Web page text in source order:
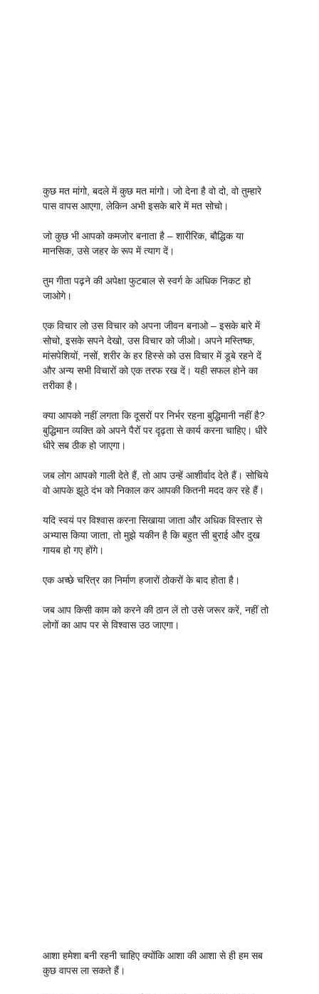
कुछ मत मांगो, बदले में कुछ मत मांगो। जो देना है वो दो, वो तुम्हारे
पास वापस आएगा, लेकिन अभी इसके बारे में मत सोचो।
जो कुछ भी आपको कमजोर बनाता है – शारीरिक, बौद्धिक या
मानसिक, उसे जहर के रूप में त्याग दें।
तुम गीता पढ़ने की अपेक्षा फुटबाल से स्वर्ग के अधिक निकट हो
जाओगे।
एक विचार लो उस विचार को अपना जीवन बनाओ – इसके बारे में
सोचो, इसके सपने देखो, उस विचार को जीओ। अपने मस्तिष्क,
मांसपेशियों, नसों, शरीर के हर हिस्से को उस विचार में डूबे रहने दें
और अन्य सभी विचारों को एक तरफ रख दें। यही सफल होने का
तरीका है।
क्या आपको नहीं लगता कि दूसरों पर निर्भर रहना बुद्धिमानी नहीं है?
बुद्धिमान व्यक्ति को अपने पैरों पर दृढ़ता से कार्य करना चाहिए। धीरे
धीरे सब ठीक हो जाएगा।
जब लोग आपको गाली देते हैं, तो आप उन्हें आशीर्वाद देते हैं। सोचिये
वो आपके झूठे दंभ को निकाल कर आपकी कितनी मदद कर रहे हैं।
यदि स्वयं पर विश्वास करना सिखाया जाता और अधिक विस्तार से
अभ्यास किया जाता, तो मुझे यकीन है कि बहुत सी बुराई और दुख
गायब हो गए होंगे।
एक अच्छे चरित्र का निर्माण हजारों ठोकरों के बाद होता है।
जब आप किसी काम को करने की ठान लें तो उसे जरूर करें, नहीं तो
लोगों का आप पर से विश्वास उठ जाएगा।
आशा हमेशा बनी रहनी चाहिए क्योंकि आशा की आशा से ही हम सब
कुछ वापस ला सकते हैं।